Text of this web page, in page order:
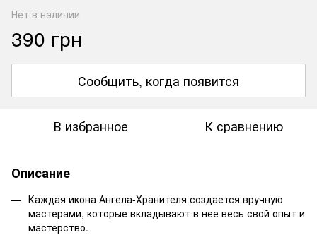
Нет в наличии
390 грн
Сообщить, когда появится
В избранное К сравнению
Описание
Каждая икона Ангела-Хранителя создается вручную
мастерами, которые вкладывают в нее весь свой опыт и
мастерство.